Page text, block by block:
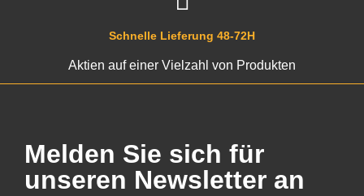
Schnelle Lieferung 48-72H
Aktien auf einer Vielzahl von Produkten
Melden Sie sich für
unseren Newsletter an